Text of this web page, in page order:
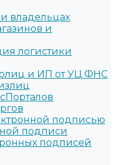
владельцах
и
логистики
и ИП от УЦ ФНС
подписью
подписи
подписей